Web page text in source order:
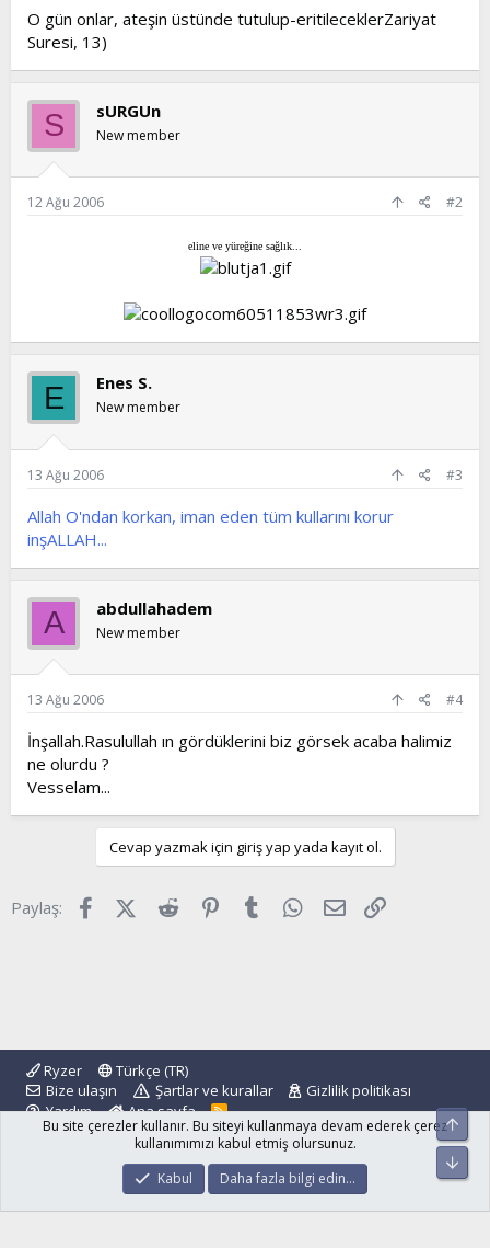
O gün onlar, ateşin üstünde tutulup-eritileceklerZariyat
Suresi, 13)
S sURGUn
New member
12 Ağu 2006 #2
eline ve yüreğine sağlık...
E Enes S.
New member
13 Ağu 2006 #3
Allah O'ndan korkan, iman eden tüm kullarını korur
inşALLAH...
A abdullahadem
New member
13 Ağu 2006 #4
İnşallah.Rasulullah ın gördüklerini biz görsek acaba halimiz
ne olurdu ?
Vesselam...
Cevap yazmak için giriş yap yada kayıt ol.
Paylaş: FacebookX (Twitter)
Reddit Pinterest
Tumblr WhatsApp
E-posta
Ryzer
Türkçe (TR)
Bize ulaşın
Şartlar ve kurallar
Gizlilik politikası
Yardım
Ana sayfa
R
S
S
Community platform by XenForo ® © 2010-2024 XenForo Ltd.
© 2001 - 2024
Bu site çerezler kullanır. Bu siteyi kullanmaya devam ederek çerez
kullanımımızı kabul etmiş olursunuz.
Kabul
Daha fazla bilgi edin…
Üst
Alt